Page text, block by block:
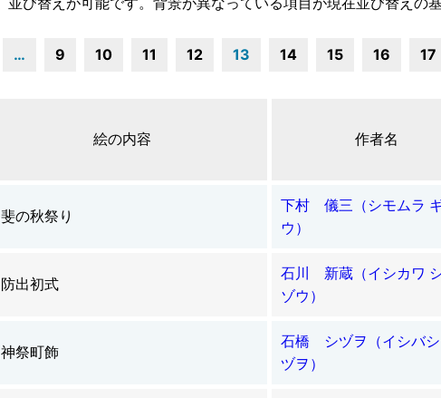
… 9 10 11 12 13 14 15 16 17
絵の内容 作者名
の秋祭り
下村 儀三（シモムラ
ウ）
出初式
石川 新蔵（イシカワ
ゾウ）
祭町飾
石橋 シヅヲ（イシバシ
ヅヲ）